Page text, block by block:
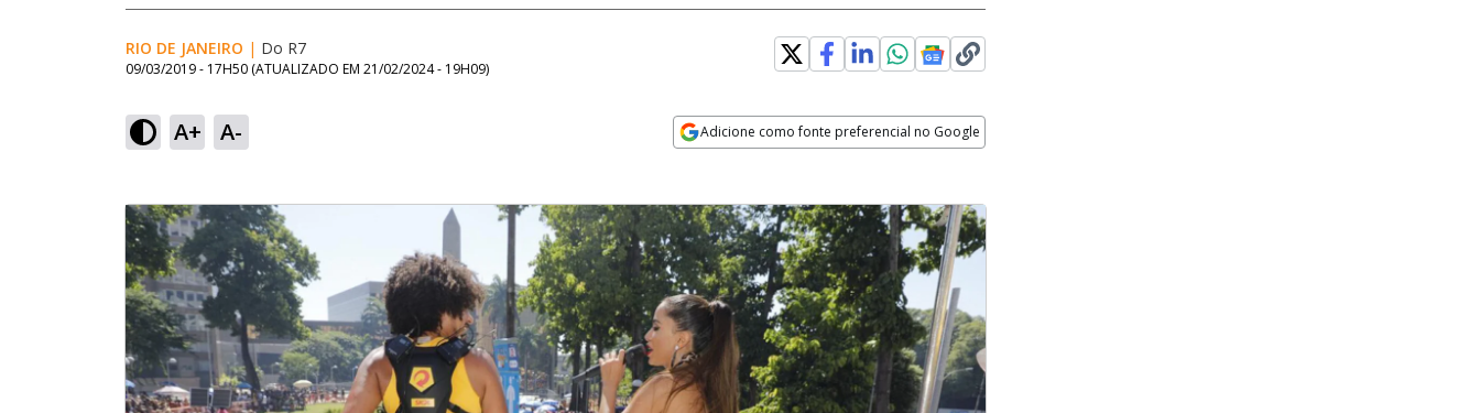
RIO DE JANEIRO | Do R7
09/03/2019 - 17H50 (ATUALIZADO EM 21/02/2024 - 19H09)
A+ A- Adicione como fonte preferencial no Google